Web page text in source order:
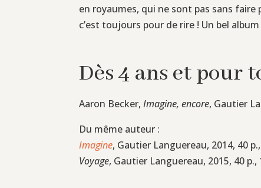
en royaumes, qui ne sont pas sans faire
c’est toujours pour de rire ! Un bel
Dès 4 ans et pour
Aaron Becker,Imagine, encore, Gautier
Du même auteur :
Imagine, Gautier Languereau, 2014, 40
Voyage, Gautier Languereau, 2015, 40 p.,